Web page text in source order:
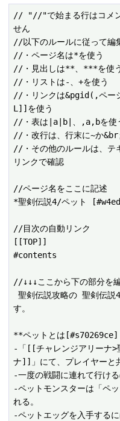
// "//"で始まる行はコメン
せん
//以下のルールに従って編
//・ページ名は*を使う
//・見出しは**、***を使
//・リストは-、+を使う
//・リンクは&pgid(,ペー
L]]を使う
//・表は|a|b|、,a,bを使
//・改行は、行末に~か
//・その他のルールは、テ
リンクで確認
//ページ名をここに記述
*聖剣伝説4/ペット
//目次の自動リンク
[[TOP]]
#contents
//↓↓↓ここから下の部分を
聖剣伝説攻略の 聖剣伝説4/ペット を編集するページで
す。
**ペットとは[#s70269ce]
-「[[チャレンジアリーナ>
ナ]]」にて、プレイヤーと
-一度の戦闘に連れて行ける
-ペットモンスターは「ペ
れる。
-ペットエッグを入手する